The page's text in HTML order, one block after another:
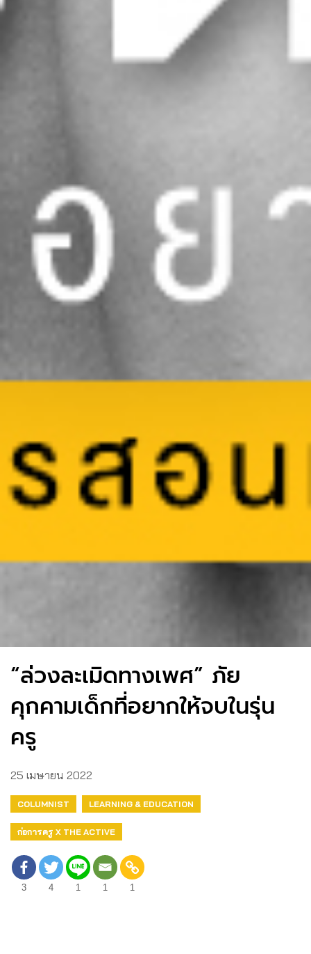
“ล่วงละเมิดทางเพศ” ภัย
คุกคามเด็กที่อยากให้จบในรุ่น
ครู
25 เมษายน 2022
COLUMNIST LEARNING & EDUCATION
ก่อการครู X THE ACTIVE
3 4 1 1 1